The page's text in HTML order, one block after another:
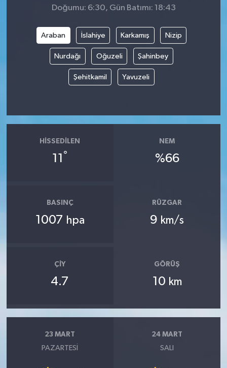
Doğumu: 6:30, Gün Batımı: 18:43
Araban İslahiye Karkamış Nizip
Nurdağı Oğuzeli Şahinbey
Şehitkamil Yavuzeli
HISSEDILEN
11 °
NEM
%66
BASINÇ
1007 hpa
RÜZGAR
9 km/s
ÇIY
4.7
GÖRÜŞ
10 km
23 MART
PAZARTESI
24 MART
SALI